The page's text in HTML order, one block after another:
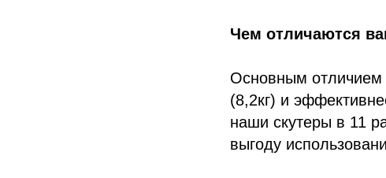
Чем отличаются
Основным отличием
(8,2кг) и
наши скутеры в 11
выгоду